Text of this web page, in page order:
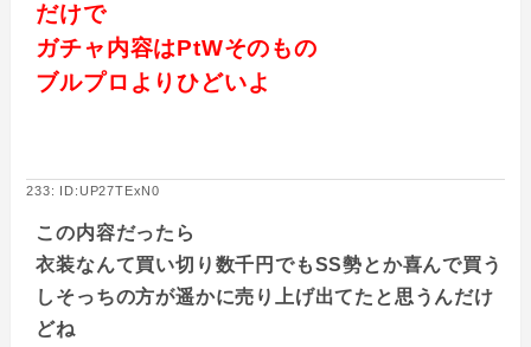
だけで
ガチャ内容はPtWそのもの
ブルプロよりひどいよ
233: ID:UP27TExN0
この内容だったら
衣装なんて買い切り数千円でもSS勢とか喜んで買う
しそっちの方が遥かに売り上げ出てたと思うんだけ
どね